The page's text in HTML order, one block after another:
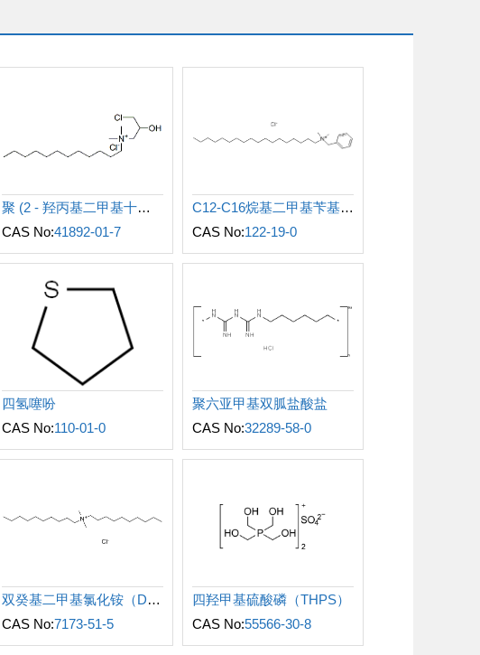
聚 (2 - 羟丙基二甲基十二烷基氯化铵)
CAS No:41892-01-7
C12-C16烷基二甲基苄基氯化铵
CAS No:122-19-0
四氢噻吩
CAS No:110-01-0
聚六亚甲基双胍盐酸盐
CAS No:32289-58-0
双癸基二甲基氯化铵（DDAC）
CAS No:7173-51-5
四羟甲基硫酸磷（THPS）
CAS No:55566-30-8